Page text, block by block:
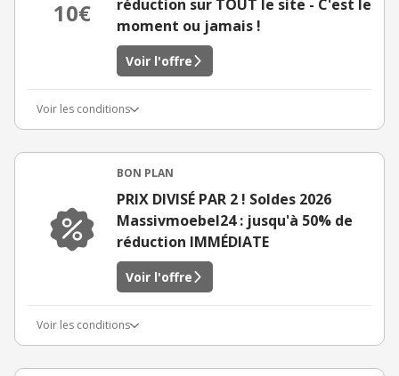
10€
réduction sur TOUT le site - C'est le
moment ou jamais !
Voir l'offre
Voir les conditions
BON PLAN
PRIX DIVISÉ PAR 2 ! Soldes 2026
Massivmoebel24 : jusqu'à 50% de
réduction IMMÉDIATE
Voir l'offre
Voir les conditions